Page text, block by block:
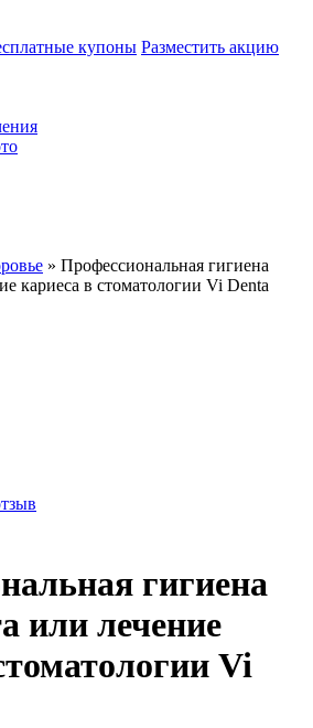
купоны Разместить акцию
» Профессиональная гигиена
кариеса в стоматологии Vi Denta
гигиена
или лечение
Vi